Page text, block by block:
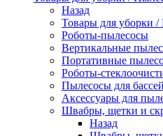
Назад
Товары для уборки
Роботы-пылесосы
Вертикальные
Портативные
Роботы-
Пылесосы для
Аксессуары для
Швабры, щетки и
Назад